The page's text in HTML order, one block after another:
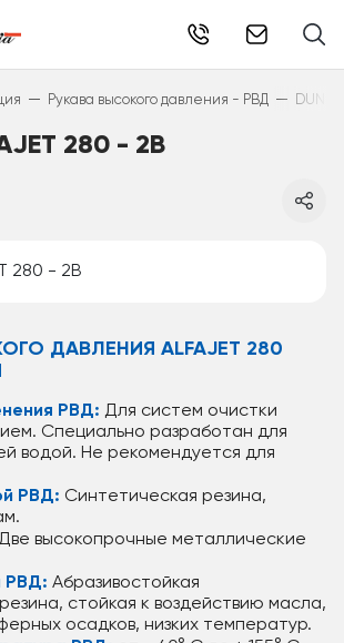
— Рукава высокого давления - РВД —
280 - 2B
ДАВЛЕНИЯ ALFAJET 280
РВД: Для систем очистки
Специально разработан для
водой. Не рекомендуется для
РВД: Синтетическая резина,
высокопрочные металлические
РВД: Абразивостойкая
стойкая к воздействию масла,
осадков, низких температур.